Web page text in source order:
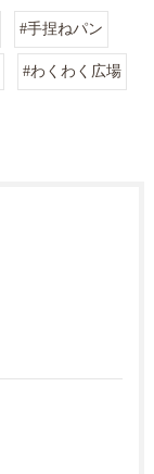
#手捏ねパン
#わくわく広場